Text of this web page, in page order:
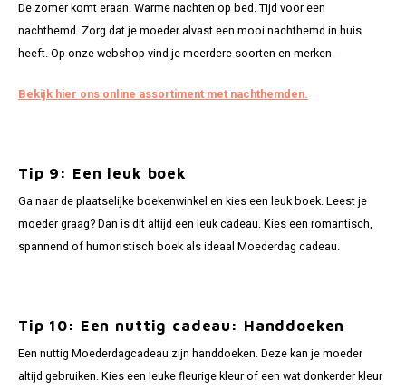
De zomer komt eraan. Warme nachten op bed. Tijd voor een
nachthemd. Zorg dat je moeder alvast een mooi nachthemd in huis
heeft. Op onze webshop vind je meerdere soorten en merken.
Bekijk hier ons online assortiment met nachthemden.
Tip 9: Een leuk boek
Ga naar de plaatselijke boekenwinkel en kies een leuk boek. Leest je
moeder graag? Dan is dit altijd een leuk cadeau. Kies een romantisch,
spannend of humoristisch boek als ideaal Moederdag cadeau.
Tip 10: Een nuttig cadeau: Handdoeken
Een nuttig Moederdagcadeau zijn handdoeken. Deze kan je moeder
altijd gebruiken. Kies een leuke fleurige kleur of een wat donkerder kleur